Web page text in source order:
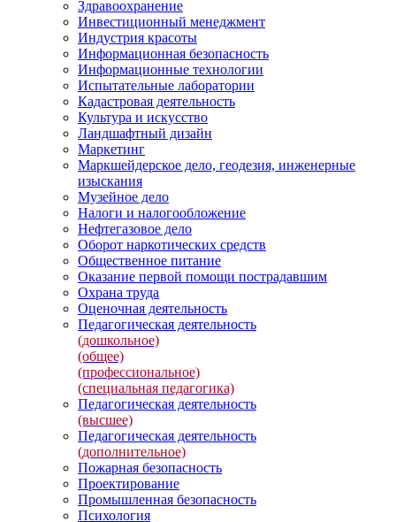
Здравоохранение
Инвестиционный менеджмент
Индустрия красоты
Информационная безопасность
Информационные технологии
Испытательные лаборатории
Кадастровая деятельность
Культура и искусство
Ландшафтный дизайн
Маркетинг
Маркшейдерское дело, геодезия, инженерные
изыскания
Музейное дело
Налоги и налогообложение
Нефтегазовое дело
Оборот наркотических средств
Общественное питание
Оказание первой помощи пострадавшим
Охрана труда
Оценочная деятельность
Педагогическая деятельность
(дошкольное)
(общее)
(профессиональное)
(специальная педагогика)
Педагогическая деятельность
(высшее)
Педагогическая деятельность
(дополнительное)
Пожарная безопасность
Проектирование
Промышленная безопасность
Психология